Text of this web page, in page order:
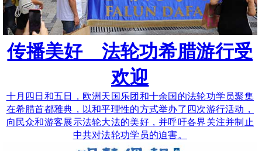
传播美好 法轮功希腊游行受
欢迎
十月四日和五日，欧洲天国乐团和十余国的法轮功学员聚集
在希腊首都雅典，以和平理性的方式举办了四次游行活动，
向民众和游客展示法轮大法的美好，并呼吁各界关注并制止
中共对法轮功学员的迫害。